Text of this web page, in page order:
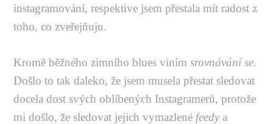
instagramování, respektive jsem přestala mít radost z
toho, co zveřejňuju.
Kromě běžného zimního blues vinímsrovnávání se.
Došlo to tak daleko, že jsem musela přestat sledovat
docela dost svých oblíbených Instagramerů, protože
mi došlo, že sledovat jejich vymazlené feedya